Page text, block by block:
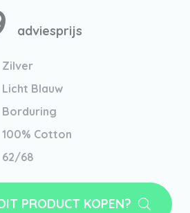
adviesprijs
Zilver
Licht Blauw
Borduring
100% Cotton
62/68
PRODUCT KOPEN?